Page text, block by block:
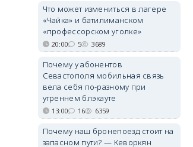
Что может измениться в лагере
«Чайка» и батилиманском
«профессорском уголке»
20:00 5 3689
Почему у абонентов
Севастополя мобильная связь
вела себя по-разному при
утреннем блэкауте
13:00 16 6359
Почему наш бронепоезд стоит на
запасном пути? — Кеворкян